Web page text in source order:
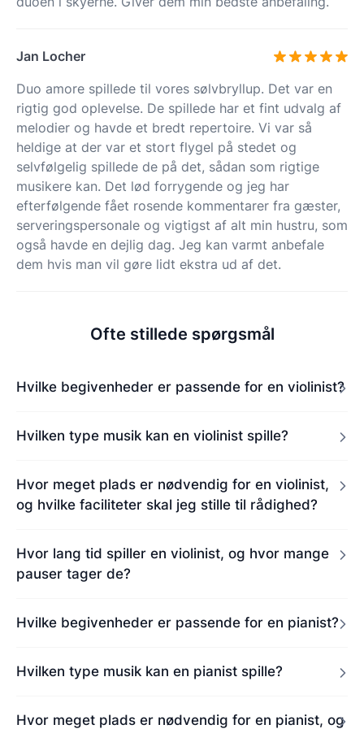
Jan Locher
Duo amore spillede til vores sølvbryllup. Det var en
rigtig god oplevelse. De spillede har et fint udvalg af
melodier og havde et bredt repertoire. Vi var så
heldige at der var et stort flygel på stedet og
selvfølgelig spillede de på det, sådan som rigtige
musikere kan. Det lød forrygende og jeg har
efterfølgende fået rosende kommentarer fra gæster,
serveringspersonale og vigtigst af alt min hustru, som
også havde en dejlig dag. Jeg kan varmt anbefale
dem hvis man vil gøre lidt ekstra ud af det.
Ofte stillede spørgsmål
Hvilke begivenheder er passende for en violinist?
Hvilken type musik kan en violinist spille?
Hvor meget plads er nødvendig for en violinist,
og hvilke faciliteter skal jeg stille til rådighed?
Hvor lang tid spiller en violinist, og hvor mange
pauser tager de?
Hvilke begivenheder er passende for en pianist?
Hvilken type musik kan en pianist spille?
Hvor meget plads er nødvendig for en pianist, og